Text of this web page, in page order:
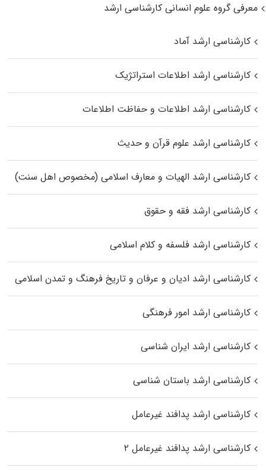
معرفی گروه علوم انسانی کارشناسی ارشد
کارشناسی ارشد آماد
کارشناسی ارشد اطلاعات استراتژیک
کارشناسی ارشد اطلاعات و حفاظت اطلاعات
کارشناسی ارشد علوم قرآن و حدیث
کارشناسی ارشد الهیات و معارف اسلامی (مخصوص اهل سنت)
کارشناسی ارشد فقه و حقوق
کارشناسی ارشد فلسفه و کلام اسلامی
کارشناسی ارشد ادیان و عرفان و تاریخ فرهنگ و تمدن اسلامی
کارشناسی ارشد امور فرهنگی
کارشناسی ارشد ایران شناسی
کارشناسی ارشد باستان شناسی
کارشناسی ارشد پدافند غیرعامل
کارشناسی ارشد پدافند غیرعامل ۲